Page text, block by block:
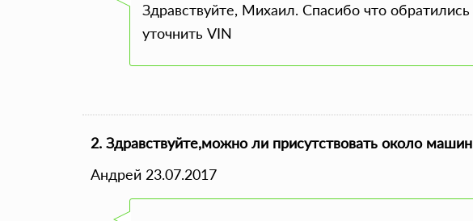
Здравствуйте, Михаил. Спасибо что
уточнить VIN
2. Здравствуйте,можно ли присутствовать около
Андрей 23.07.2017